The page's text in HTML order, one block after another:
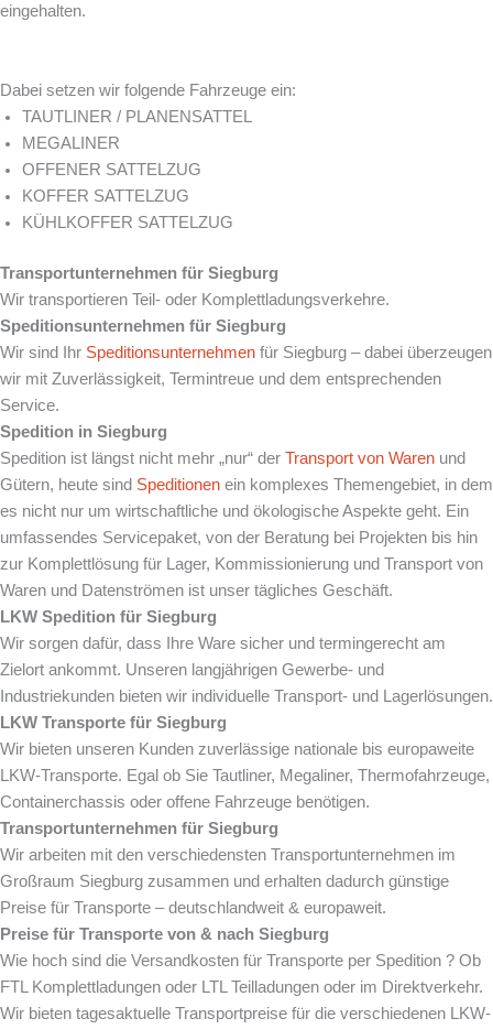
eingehalten.
Dabei setzen wir folgende Fahrzeuge ein:
TAUTLINER / PLANENSATTEL
MEGALINER
OFFENER SATTELZUG
KOFFER SATTELZUG
KÜHLKOFFER SATTELZUG
Transportunternehmen für Siegburg
Wir transportieren Teil- oder Komplettladungsverkehre.
Speditionsunternehmen für Siegburg
Wir sind Ihr Speditionsunternehmen für Siegburg – dabei überzeugen
wir mit Zuverlässigkeit, Termintreue und dem entsprechenden
Service.
Spedition in Siegburg
Spedition ist längst nicht mehr „nur“ der Transport von Waren und
Gütern, heute sind Speditionen ein komplexes Themengebiet, in dem
es nicht nur um wirtschaftliche und ökologische Aspekte geht. Ein
umfassendes Servicepaket, von der Beratung bei Projekten bis hin
zur Komplettlösung für Lager, Kommissionierung und Transport von
Waren und Datenströmen ist unser tägliches Geschäft.
LKW Spedition für Siegburg
Wir sorgen dafür, dass Ihre Ware sicher und termingerecht am
Zielort ankommt. Unseren langjährigen Gewerbe- und
Industriekunden bieten wir individuelle Transport- und Lagerlösungen.
LKW Transporte für Siegburg
Wir bieten unseren Kunden zuverlässige nationale bis europaweite
LKW-Transporte. Egal ob Sie Tautliner, Megaliner, Thermofahrzeuge,
Containerchassis oder offene Fahrzeuge benötigen.
Transportunternehmen für Siegburg
Wir arbeiten mit den verschiedensten Transportunternehmen im
Großraum Siegburg zusammen und erhalten dadurch günstige
Preise für Transporte – deutschlandweit & europaweit.
Preise für Transporte von & nach Siegburg
Wie hoch sind die Versandkosten für Transporte per Spedition ? Ob
FTL Komplettladungen oder LTL Teilladungen oder im Direktverkehr.
Wir bieten tagesaktuelle Transportpreise für die verschiedenen LKW-